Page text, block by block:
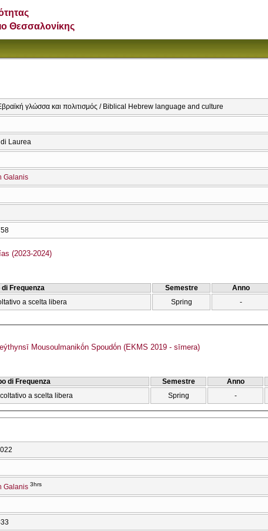
Θεσσαλονίκης
γλώσσα και πολιτισμός / Biblical Hebrew language and culture
Laurea
Galanis
(2023-2024)
di Frequenza Semestre Anno
a scelta libera Spring -
Mousoulmanikṓn Spoudṓn (EKMS 2019 - sīmera)
di Frequenza Semestre Anno
a scelta libera Spring -
Galanis 3hrs